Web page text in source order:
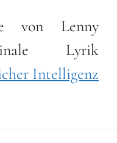
von Lenny
Lyrik
Intelligenz